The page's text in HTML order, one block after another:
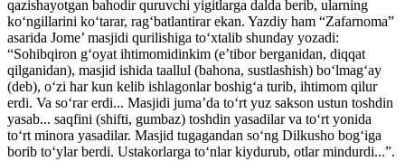
qazishayotgan bahodir quruvchi yigitlarga dalda berib, ularning
ko‘ngillarini ko‘tarar, rag‘batlantirar ekan. Yazdiy ham “Zafarnoma”
asarida Jome’ masjidi qurilishiga to‘xtalib shunday yozadi:
“Sohibqiron g‘oyat ihtimomidinkim (e’tibor berganidan, diqqat
qilganidan), masjid ishida taallul (bahona, sustlashish) bo‘lmag‘ay
(deb), o‘zi har kun kelib ishlagonlar boshig‘a turib, ihtimom qilur
erdi. Va so‘rar erdi... Masjidi juma’da to‘rt yuz sakson ustun toshdin
yasab... saqfini (shifti, gumbaz) toshdin yasadilar va to‘rt yonida
to‘rt minora yasadilar. Masjid tugagandan so‘ng Dilkusho bog‘iga
borib to‘ylar berdi. Ustakorlarga to‘nlar kiydurub, otlar mindurdi...”.